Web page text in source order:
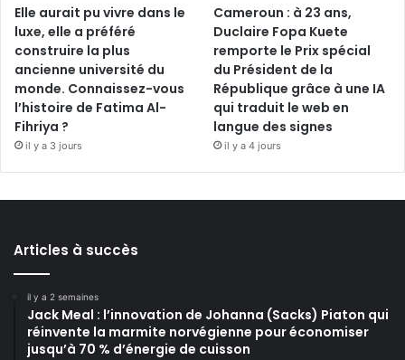
Elle aurait pu vivre dans le
luxe, elle a préféré
construire la plus
ancienne université du
monde. Connaissez-vous
l’histoire de Fatima Al-
Fihriya ?
il y a 3 jours
Cameroun : à 23 ans,
Duclaire Fopa Kuete
remporte le Prix spécial
du Président de la
République grâce à une IA
qui traduit le web en
langue des signes
il y a 4 jours
Articles à succès
il y a 2 semaines
Jack Meal : l’innovation de Johanna (Sacks) Piaton qui
réinvente la marmite norvégienne pour économiser
jusqu’à 70 % d’énergie de cuisson